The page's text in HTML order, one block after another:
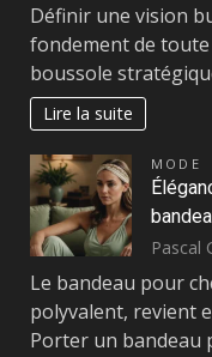
Définir une vision
fondement de
boussole
Lire la suite
MODE
Pascal
Le bandeau pour
polyvalent, revient
Porter un bandeau